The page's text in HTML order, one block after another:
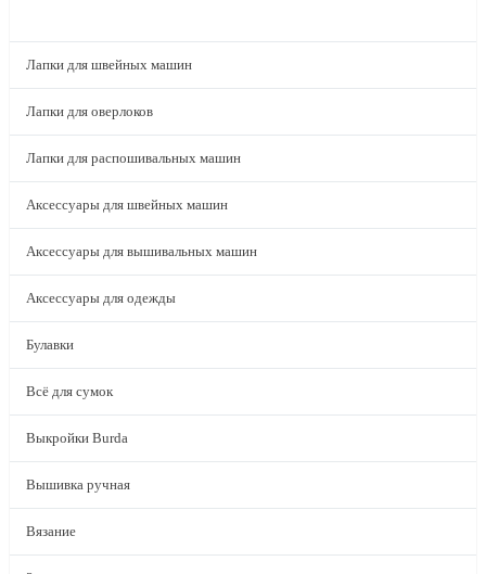
Лапки для швейных машин
Лапки для оверлоков
Лапки для распошивальных машин
Аксессуары для швейных машин
Аксессуары для вышивальных машин
Аксессуары для одежды
Булавки
Всё для сумок
Выкройки Burda
Вышивка ручная
Вязание